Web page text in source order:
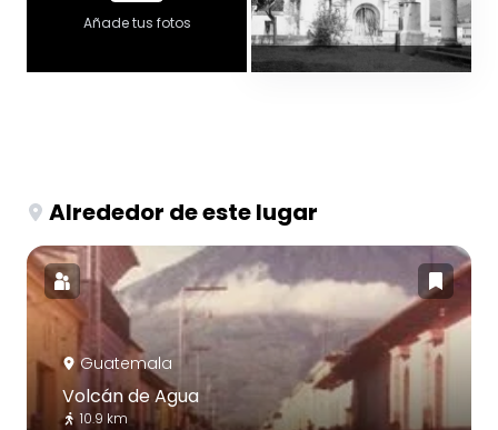
Añade tus fotos
Alrededor de este lugar
Guatemala
Volcán de Agua
10.9 km